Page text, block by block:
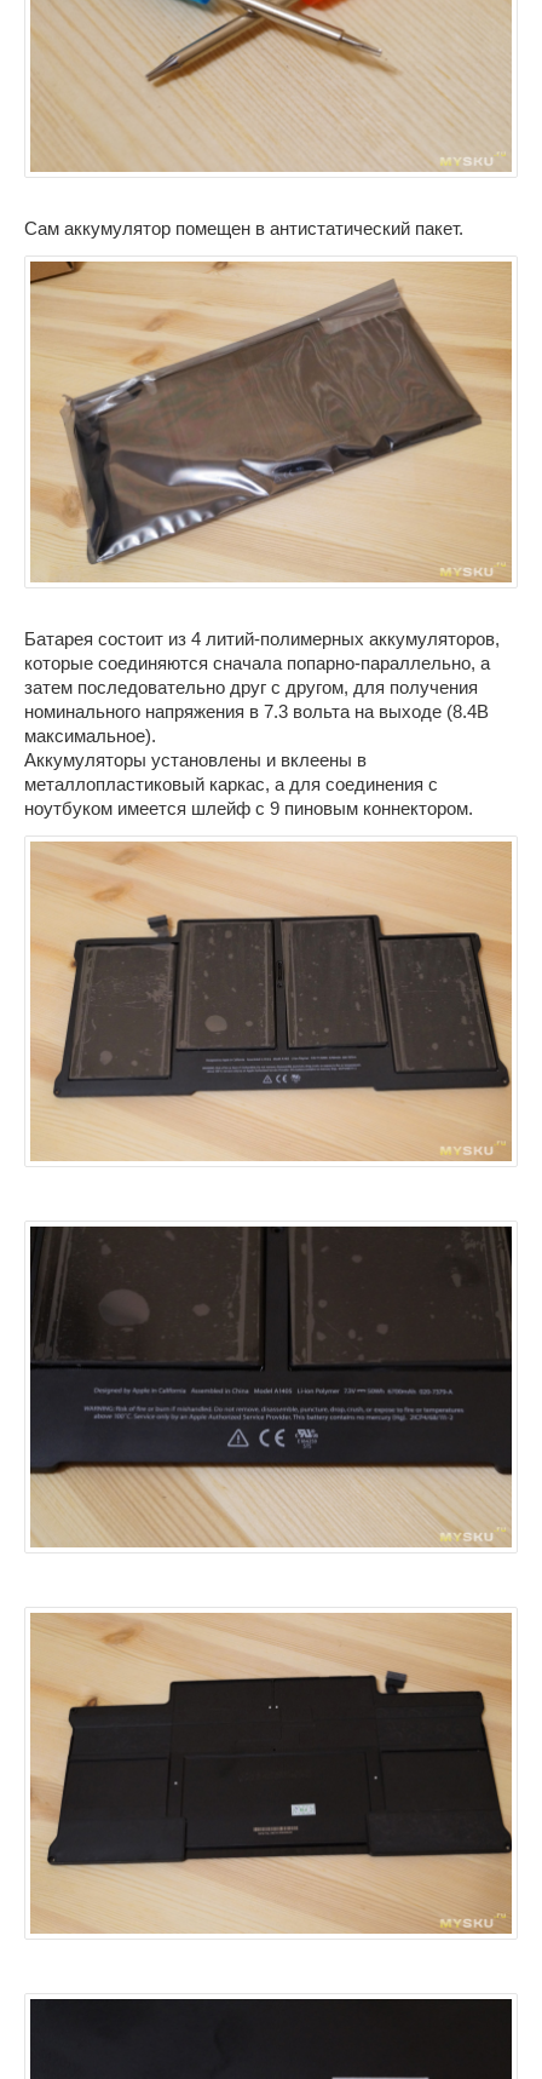
Сам аккумулятор помещен в антистатический пакет.
Батарея состоит из 4 литий-полимерных аккумуляторов,
которые соединяются сначала попарно-параллельно, а
затем последовательно друг с другом, для получения
номинального напряжения в 7.3 вольта на выходе (8.4В
максимальное).
Аккумуляторы установлены и вклеены в
металлопластиковый каркас, а для соединения с
ноутбуком имеется шлейф с 9 пиновым коннектором.